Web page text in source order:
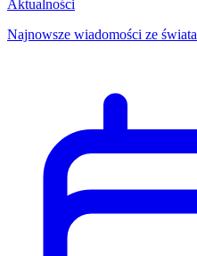
Aktualności
Najnowsze wiadomości ze